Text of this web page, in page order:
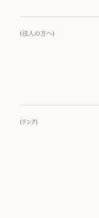
(法人の方へ)
( リンク)